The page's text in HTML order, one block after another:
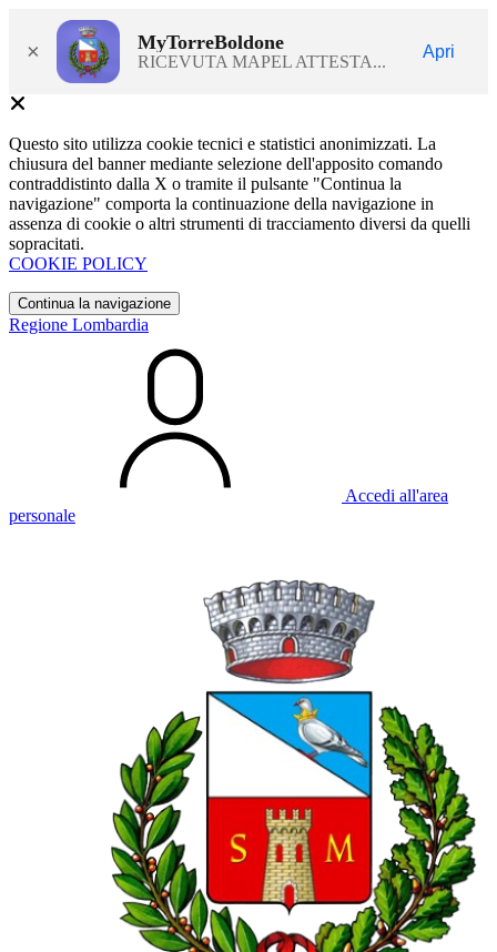
× MyTorreBoldone
RICEVUTA MAPEL ATTESTA...
Apri
Questo sito utilizza cookie tecnici e statistici anonimizzati. La
chiusura del banner mediante selezione dell'apposito comando
contraddistinto dalla X o tramite il pulsante "Continua la
navigazione" comporta la continuazione della navigazione in
assenza di cookie o altri strumenti di tracciamento diversi da quelli
sopracitati.
COOKIE POLICY
Continua la navigazione
Regione Lombardia
Accedi all'area
personale